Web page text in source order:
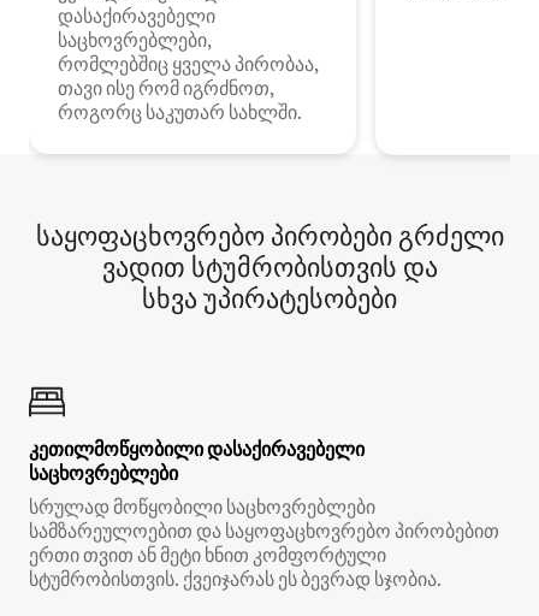
დასაქირავებელი
საცხოვრებლები,
რომლებშიც ყველა პირობაა,
თავი ისე რომ იგრძნოთ,
როგორც საკუთარ სახლში.
საყოფაცხოვრებო პირობები გრძელი
ვადით სტუმრობისთვის და
სხვა უპირატესობები
კეთილმოწყობილი დასაქირავებელი
საცხოვრებლები
სრულად მოწყობილი საცხოვრებლები
სამზარეულოებით და საყოფაცხოვრებო პირობებით
ერთი თვით ან მეტი ხნით კომფორტული
სტუმრობისთვის. ქვეიჯარას ეს ბევრად სჯობია.